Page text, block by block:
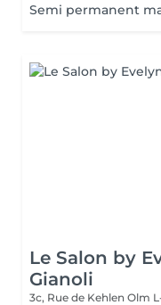
Semi permanent
Le Salon by
Gianoli
3c, Rue de Kehlen Olm